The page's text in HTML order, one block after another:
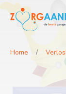
Home